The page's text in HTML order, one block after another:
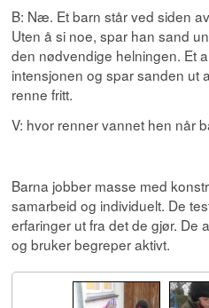
B: Næ. Et barn står ved siden
Uten å si noe, spar han sand
den nødvendige helningen. Et
intensjonen og spar sanden ut
renne fritt.
V: hvor renner vannet hen når
Barna jobber masse med
samarbeid og individuelt. De
erfaringer ut fra det de gjør. De
og bruker begreper aktivt.